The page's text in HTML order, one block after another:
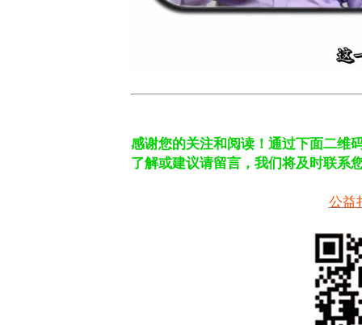
感谢您的关注和阅读！ 通过下面二维
了解或建议请留言，我们将及时联系
公益